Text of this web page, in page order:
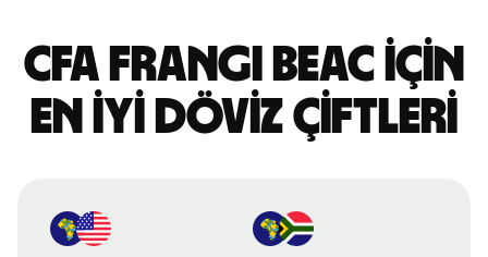
CFA frangı BEAC için
en iyi döviz çiftleri